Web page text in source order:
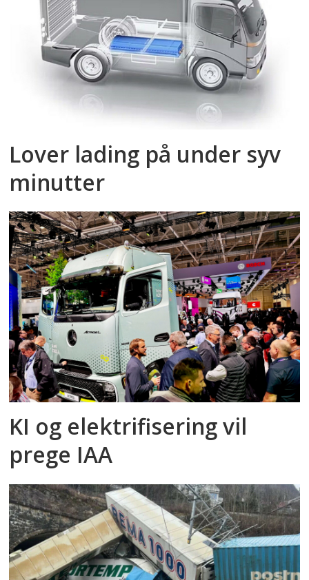
Lover lading på under syv
minutter
KI og elektrifisering vil
prege IAA